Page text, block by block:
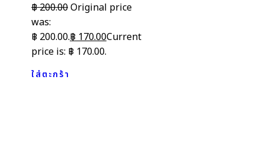
฿200.00Original price
was:
฿ 200.00.฿170.00Current
price is: ฿ 170.00.
ใส่ตะกร้า